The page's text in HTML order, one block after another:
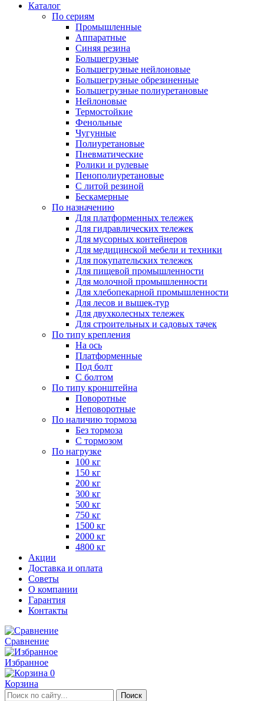
Каталог
По сериям
Промышленные
Аппаратные
Синяя резина
Большегрузные
Большегрузные нейлоновые
Большегрузные обрезиненные
Большегрузные полиуретановые
Нейлоновые
Термостойкие
Фенольные
Чугунные
Полиуретановые
Пневматические
Ролики и рулевые
Пенополиуретановые
С литой резиной
Бескамерные
По назначению
Для платформенных тележек
Для гидравлических тележек
Для мусорных контейнеров
Для медицинской мебели и техники
Для покупательских тележек
Для пищевой промышленности
Для молочной промышленности
Для хлебопекарной промышленности
Для лесов и вышек-тур
Для двухколесных тележек
Для строительных и садовых тачек
По типу крепления
На ось
Платформенные
Под болт
С болтом
По типу кронштейна
Поворотные
Неповоротные
По наличию тормоза
Без тормоза
С тормозом
По нагрузке
100 кг
150 кг
200 кг
300 кг
500 кг
750 кг
1500 кг
2000 кг
4800 кг
Акции
Доставка и оплата
Советы
О компании
Гарантия
Контакты
Сравнение
Избранное
0
Корзина